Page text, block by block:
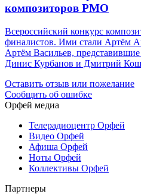
композиторов РМО
Всероссийский конкурс
финалистов. Ими стали Артём
Артём Васильев,
Динис Курбанов и Дмитрий
Оставить отзыв или пожелание
Сообщить об ошибке
Орфей медиа
Телерадиоцентр Орфей
Видео Орфей
Афиша Орфей
Ноты Орфей
Коллективы Орфей
Партнеры